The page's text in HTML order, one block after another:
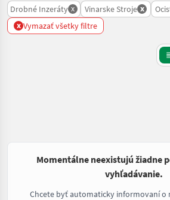
Drobné Inzeráty x Vinarske Stroje x
x Vymazať všetky filtre
Momentálne neexistujú žiadne
vyhľadávanie.
Chcete byť automaticky informovaní o